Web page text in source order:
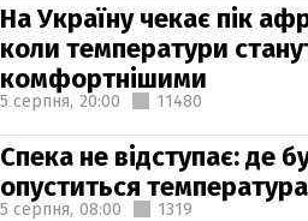
На Україну чекає пік
коли температури
комфортнішими
5 серпня, 20:00 11480
Спека не відступає: де
опуститься
5 серпня, 08:00 1319